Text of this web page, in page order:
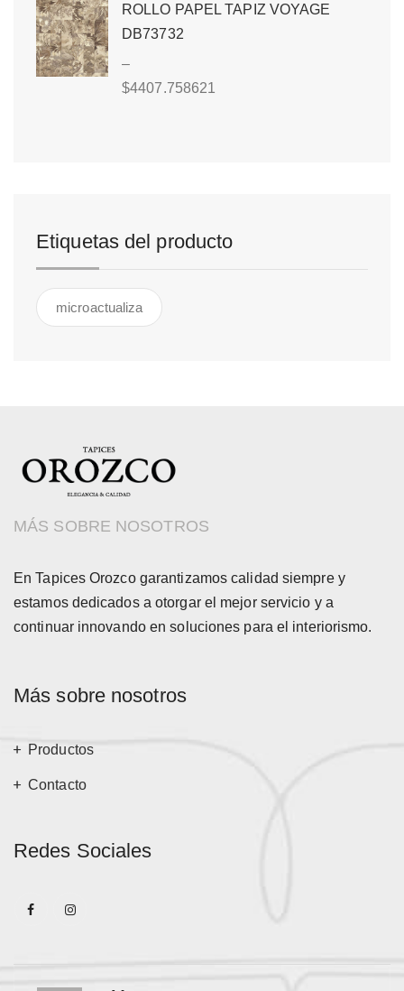
ROLLO PAPEL TAPIZ VOYAGE
DB73732
–
$4407.758621
Etiquetas del producto
microactualiza
MÁS SOBRE NOSOTROS
En Tapices Orozco garantizamos calidad siempre y
estamos dedicados a otorgar el mejor servicio y a
continuar innovando en soluciones para el interiorismo.
Más sobre nosotros
Productos
Contacto
Redes Sociales